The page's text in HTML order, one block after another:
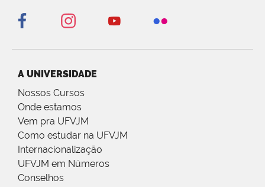
A UNIVERSIDADE
Nossos Cursos
Onde estamos
Vem pra UFVJM
Como estudar na UFVJM
Internacionalização
UFVJM em Números
Conselhos